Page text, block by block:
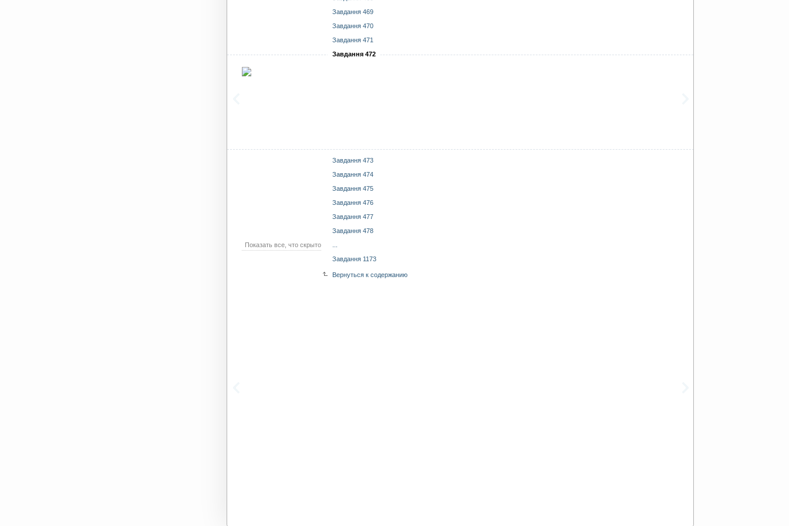
Завдання 469
Завдання 470
Завдання 471
Завдання 472
Завдання 473
Завдання 474
Завдання 475
Завдання 476
Завдання 477
Завдання 478
Показать все, что скрыто
Завдання 1173
Вернуться к содержанию